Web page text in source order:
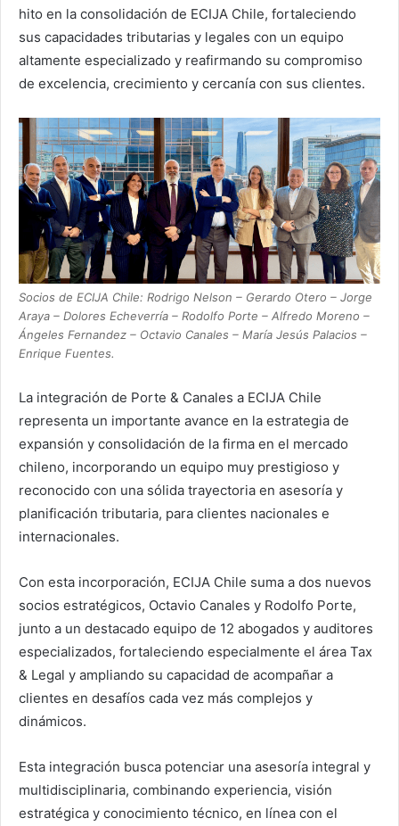
hito en la consolidación de ECIJA Chile, fortaleciendo
sus capacidades tributarias y legales con un equipo
altamente especializado y reafirmando su compromiso
de excelencia, crecimiento y cercanía con sus clientes.
Socios de ECIJA Chile: Rodrigo Nelson – Gerardo Otero – Jorge
Araya – Dolores Echeverría – Rodolfo Porte – Alfredo Moreno –
Ángeles Fernandez – Octavio Canales – María Jesús Palacios –
Enrique Fuentes.
La integración de Porte & Canales a ECIJA Chile
representa un importante avance en la estrategia de
expansión y consolidación de la firma en el mercado
chileno, incorporando un equipo muy prestigioso y
reconocido con una sólida trayectoria en asesoría y
planificación tributaria, para clientes nacionales e
internacionales.
Con esta incorporación, ECIJA Chile suma a dos nuevos
socios estratégicos, Octavio Canales y Rodolfo Porte,
junto a un destacado equipo de 12 abogados y auditores
especializados, fortaleciendo especialmente el área Tax
& Legal y ampliando su capacidad de acompañar a
clientes en desafíos cada vez más complejos y
dinámicos.
Esta integración busca potenciar una asesoría integral y
multidisciplinaria, combinando experiencia, visión
estratégica y conocimiento técnico, en línea con el